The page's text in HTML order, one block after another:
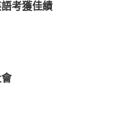
考獲佳績